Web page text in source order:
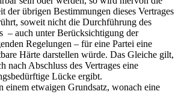
der übrigen Bestimmungen dieses Vertrages
soweit nicht die Durchführung des
– auch unter Berücksichtigung der
Regelungen – für eine Partei eine
Härte darstellen würde. Das Gleiche gilt,
nach Abschluss des Vertrages eine
Lücke ergibt.
einem etwaigen Grundsatz, wonach eine